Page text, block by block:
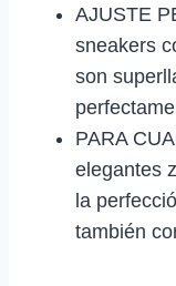
AJUSTE
sneakers
son
PARA
elegantes
la
también